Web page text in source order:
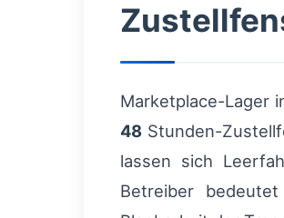
Marketplace-Lager
48 Stunden-
lassen sich
Betreiber